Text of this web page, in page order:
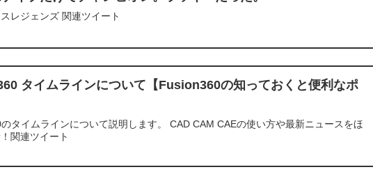
レジェンズ 関連ツイート
タイムラインについて【Fusion360の知っておくと便利なポ
タイムラインについて説明します。 CAD CAM CAEの使い方や最新ニュースをほ
関連ツイート